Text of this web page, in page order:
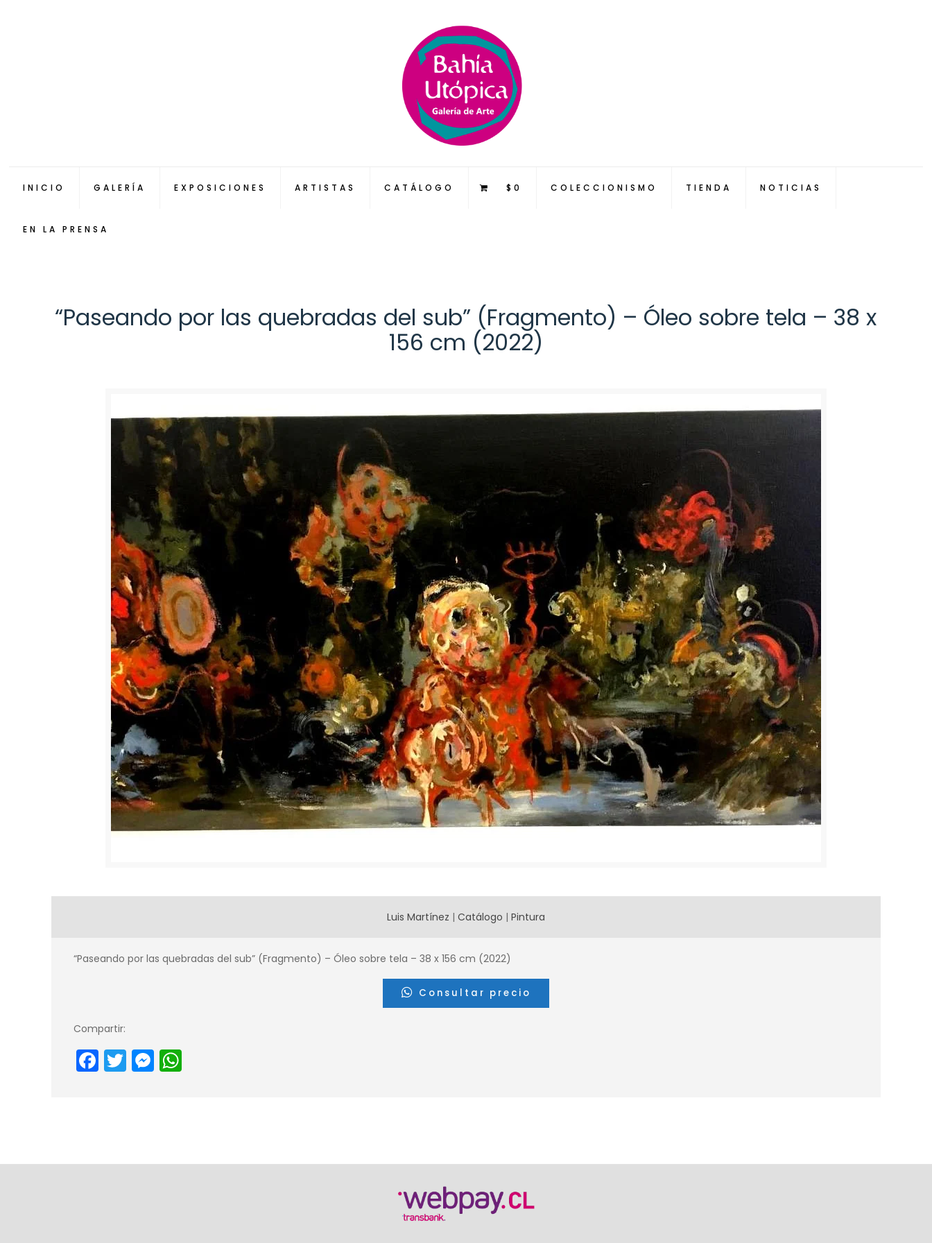
INICIO GALERÍA EXPOSICIONES ARTISTAS CATÁLOGO $0 COLECCIONISMO TIENDA NOTICIAS
EN LA PRENSA
“Paseando por las quebradas del sub” (Fragmento) – Óleo sobre tela – 38 x
156 cm (2022)
Luis Martínez | Catálogo | Pintura
“Paseando por las quebradas del sub” (Fragmento) – Óleo sobre tela – 38 x 156 cm (2022)
Consultar precio
Compartir:
Facebook
TwitterMessenger